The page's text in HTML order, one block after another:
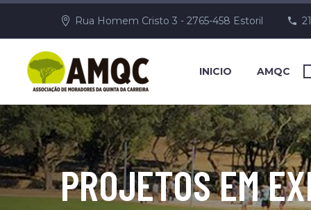
Rua Homem Cristo 3 - 2765-458 Estoril
INICIO AMQC
PROJETOS EM